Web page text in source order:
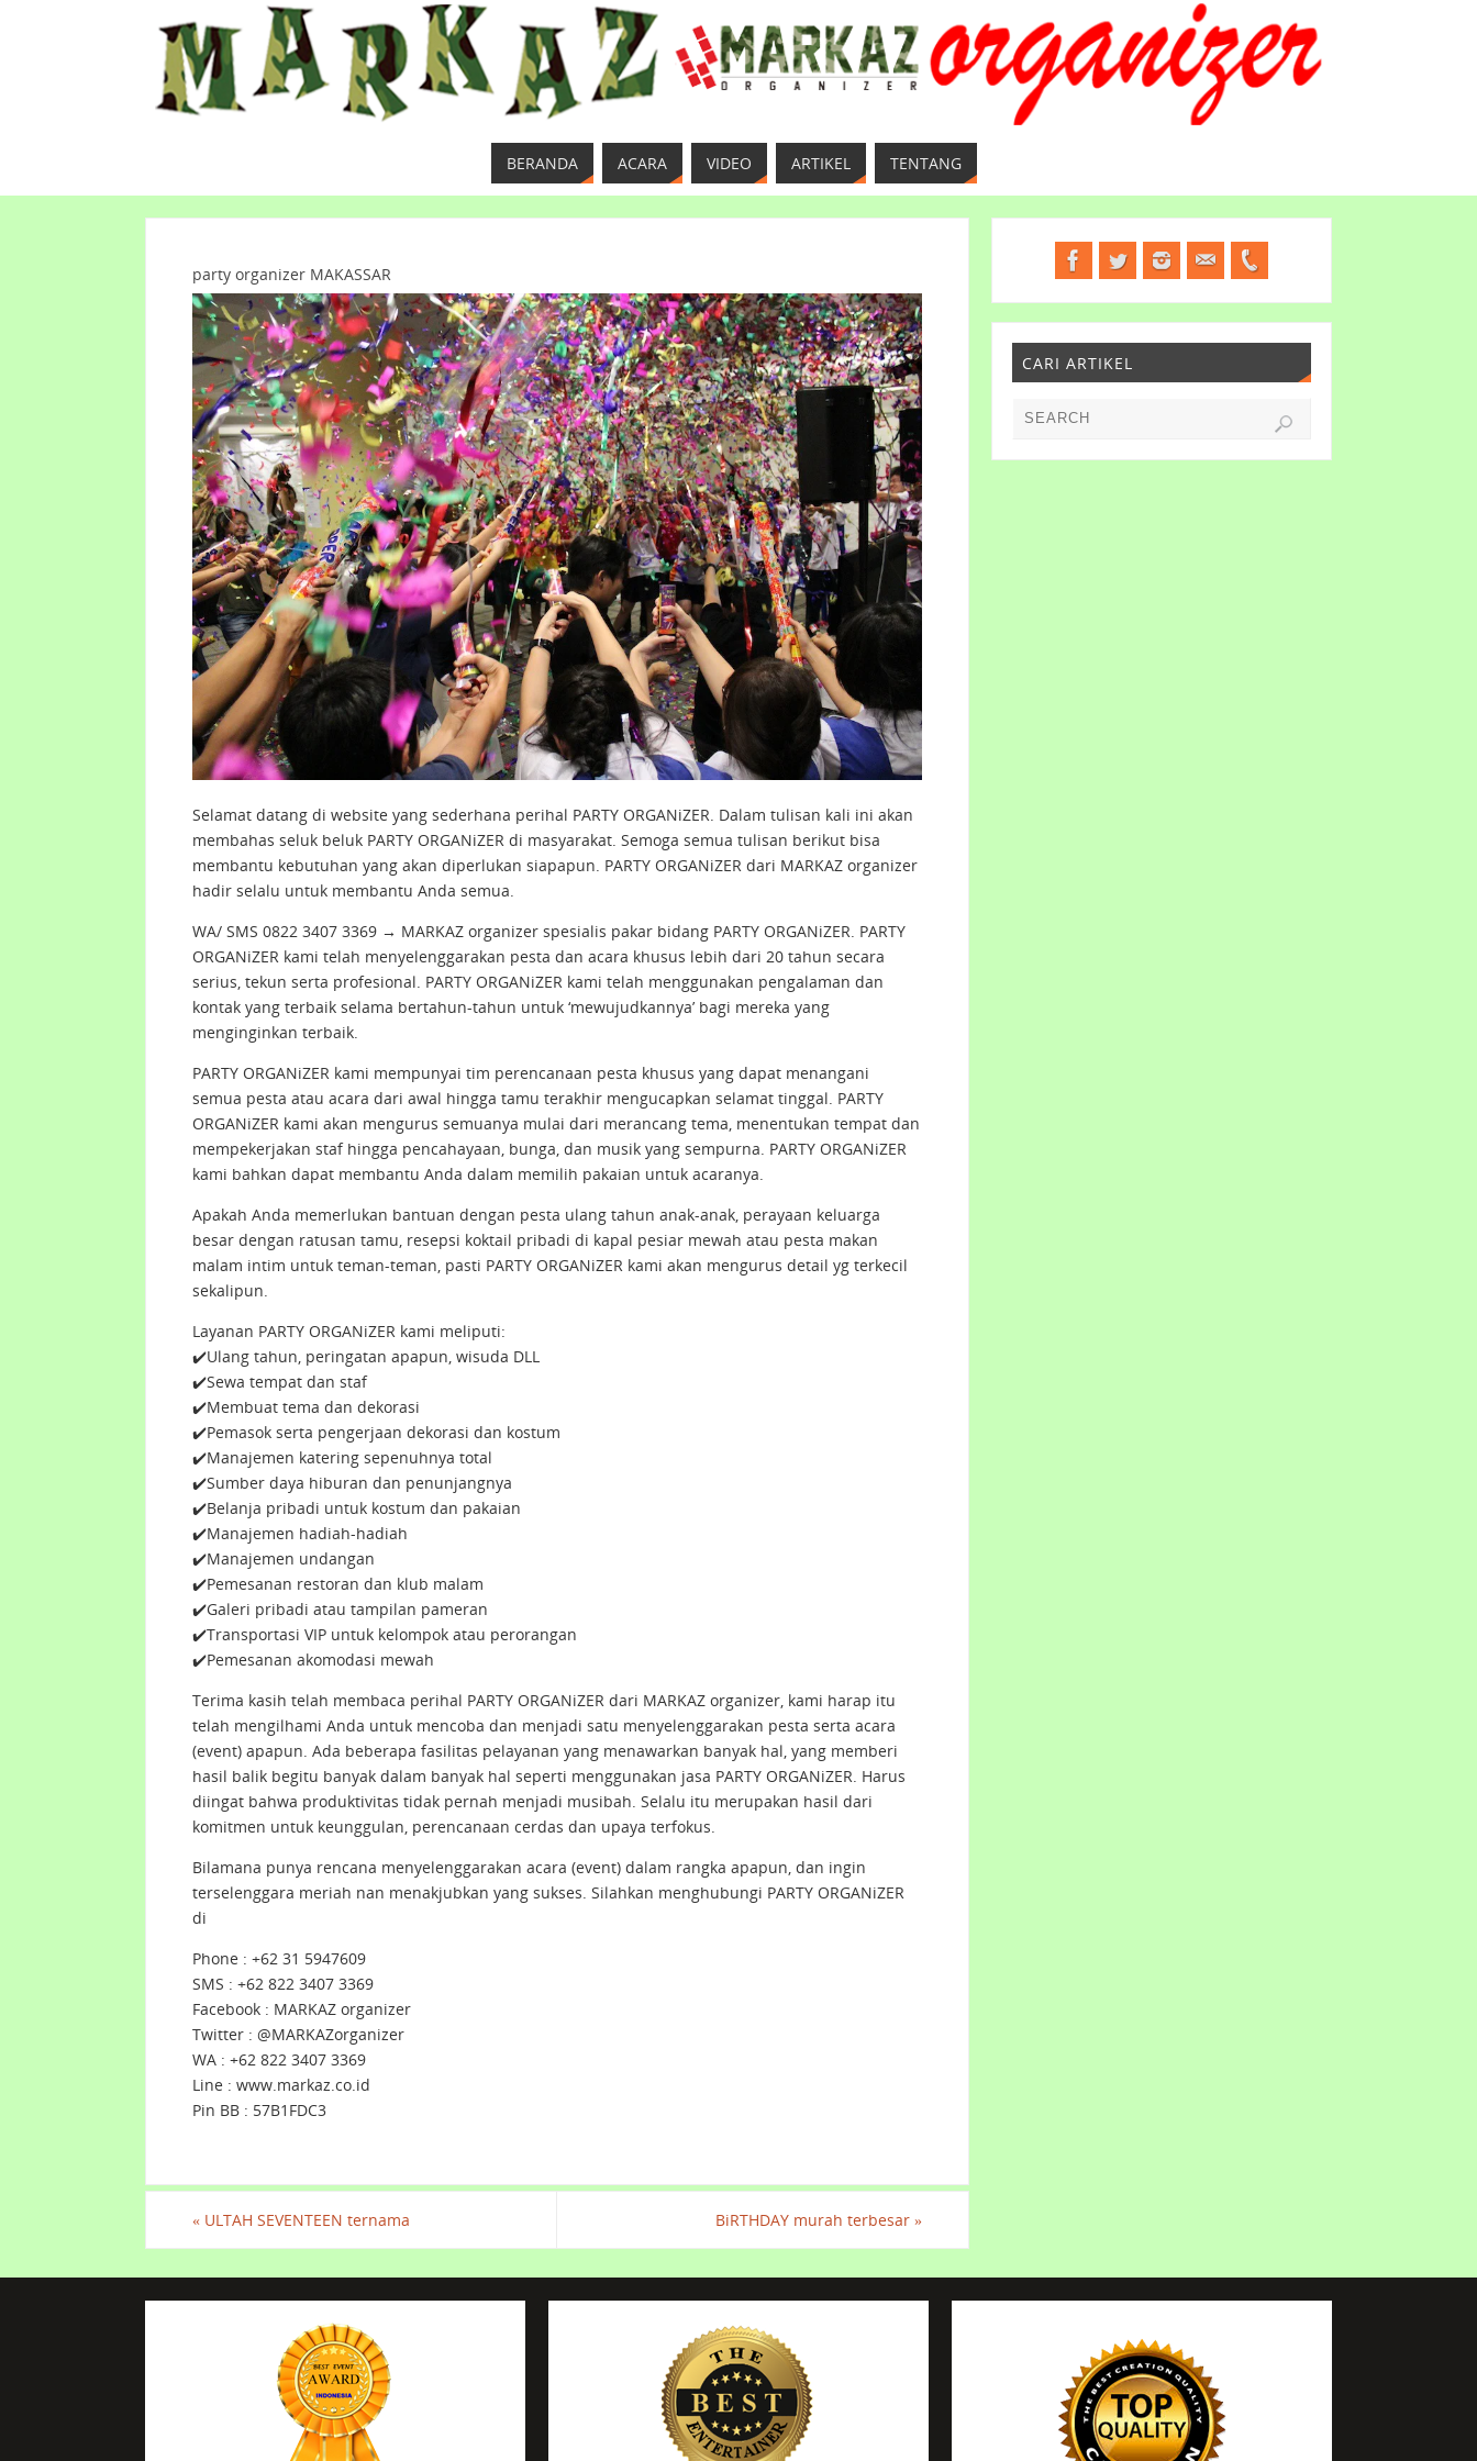
BERANDA ACARA VIDEO ARTIKEL TENTANG
party organizer MAKASSAR
Selamat datang di website yang sederhana perihal PARTY ORGANiZER. Dalam tulisan kali ini akan
membahas seluk beluk PARTY ORGANiZER di masyarakat. Semoga semua tulisan berikut bisa
membantu kebutuhan yang akan diperlukan siapapun. PARTY ORGANiZER dari MARKAZ organizer
hadir selalu untuk membantu Anda semua.
WA/ SMS 0822 3407 3369 → MARKAZ organizer spesialis pakar bidang PARTY ORGANiZER. PARTY
ORGANiZER kami telah menyelenggarakan pesta dan acara khusus lebih dari 20 tahun secara
serius, tekun serta profesional. PARTY ORGANiZER kami telah menggunakan pengalaman dan
kontak yang terbaik selama bertahun-tahun untuk ‘mewujudkannya’ bagi mereka yang
menginginkan terbaik.
PARTY ORGANiZER kami mempunyai tim perencanaan pesta khusus yang dapat menangani
semua pesta atau acara dari awal hingga tamu terakhir mengucapkan selamat tinggal. PARTY
ORGANiZER kami akan mengurus semuanya mulai dari merancang tema, menentukan tempat dan
mempekerjakan staf hingga pencahayaan, bunga, dan musik yang sempurna. PARTY ORGANiZER
kami bahkan dapat membantu Anda dalam memilih pakaian untuk acaranya.
Apakah Anda memerlukan bantuan dengan pesta ulang tahun anak-anak, perayaan keluarga
besar dengan ratusan tamu, resepsi koktail pribadi di kapal pesiar mewah atau pesta makan
malam intim untuk teman-teman, pasti PARTY ORGANiZER kami akan mengurus detail yg terkecil
sekalipun.
Layanan PARTY ORGANiZER kami meliputi:
✔️Ulang tahun, peringatan apapun, wisuda DLL
✔️Sewa tempat dan staf
✔️Membuat tema dan dekorasi
✔️Pemasok serta pengerjaan dekorasi dan kostum
✔️Manajemen katering sepenuhnya total
✔️Sumber daya hiburan dan penunjangnya
✔️Belanja pribadi untuk kostum dan pakaian
✔️Manajemen hadiah-hadiah
✔️Manajemen undangan
✔️Pemesanan restoran dan klub malam
✔️Galeri pribadi atau tampilan pameran
✔️Transportasi VIP untuk kelompok atau perorangan
✔️Pemesanan akomodasi mewah
Terima kasih telah membaca perihal PARTY ORGANiZER dari MARKAZ organizer, kami harap itu
telah mengilhami Anda untuk mencoba dan menjadi satu menyelenggarakan pesta serta acara
(event) apapun. Ada beberapa fasilitas pelayanan yang menawarkan banyak hal, yang memberi
hasil balik begitu banyak dalam banyak hal seperti menggunakan jasa PARTY ORGANiZER. Harus
diingat bahwa produktivitas tidak pernah menjadi musibah. Selalu itu merupakan hasil dari
komitmen untuk keunggulan, perencanaan cerdas dan upaya terfokus.
Bilamana punya rencana menyelenggarakan acara (event) dalam rangka apapun, dan ingin
terselenggara meriah nan menakjubkan yang sukses. Silahkan menghubungi PARTY ORGANiZER
di
Phone : +62 31 5947609
SMS : +62 822 3407 3369
Facebook : MARKAZ organizer
Twitter : @MARKAZorganizer
WA : +62 822 3407 3369
Line : www.markaz.co.id
Pin BB : 57B1FDC3
« ULTAH SEVENTEEN ternama BiRTHDAY murah terbesar »
CARI ARTIKEL